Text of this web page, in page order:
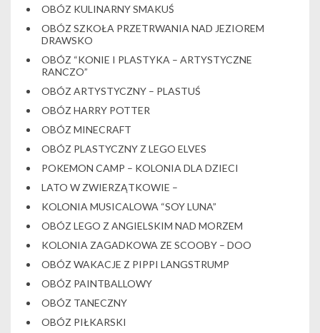
OBÓZ KULINARNY SMAKUŚ
OBÓZ SZKOŁA PRZETRWANIA NAD JEZIOREM
DRAWSKO
OBÓZ “KONIE I PLASTYKA – ARTYSTYCZNE
RANCZO”
OBÓZ ARTYSTYCZNY – PLASTUŚ
OBÓZ HARRY POTTER
OBÓZ MINECRAFT
OBÓZ PLASTYCZNY Z LEGO ELVES
POKEMON CAMP – KOLONIA DLA DZIECI
LATO W ZWIERZĄTKOWIE –
KOLONIA MUSICALOWA “SOY LUNA”
OBÓZ LEGO Z ANGIELSKIM NAD MORZEM
KOLONIA ZAGADKOWA ZE SCOOBY – DOO
OBÓZ WAKACJE Z PIPPI LANGSTRUMP
OBÓZ PAINTBALLOWY
OBÓZ TANECZNY
OBÓZ PIŁKARSKI